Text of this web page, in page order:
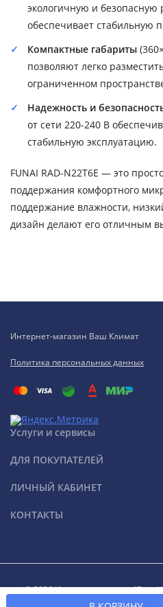
экологичную и безопасную
обеспечивает стабильную
Компактные габариты
позволяют легко
ограниченном
Надежность и
от сети 220-240 В
стабильную эксплуатацию.
FUNAI RAD-N22T6E — это
поддержания комфортного
поддержание влажности,
дизайн делают его отличным
Интернет-магазин Ваш Климат
Политика персональных данных
Услуги и сервисы
ДЛЯ ПОКУПАТЕЛЕЙ
ЛИЧНЫЙ КАБИНЕТ
КОНТАКТЫ
© 2026 Интернет-магазин "Ваш